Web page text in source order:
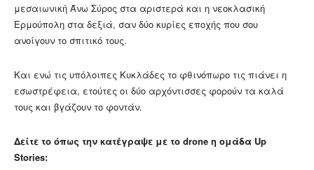
μεσαιωνική Άνω Σύρος στα αριστερά και η νεοκλασική
Ερμούπολη στα δεξιά, σαν δύο κυρίες εποχής που σου
ανοίγουν το σπιτικό τους.
Και ενώ τις υπόλοιπες Κυκλάδες το φθινόπωρο τις πιάνει η
εσωστρέφεια, ετούτες οι δύο αρχόντισσες φορούν τα καλά
τους και βγάζουν το φοντάν.
Δείτε το όπως την κατέγραψε με το drone η ομάδα Up
Stories: